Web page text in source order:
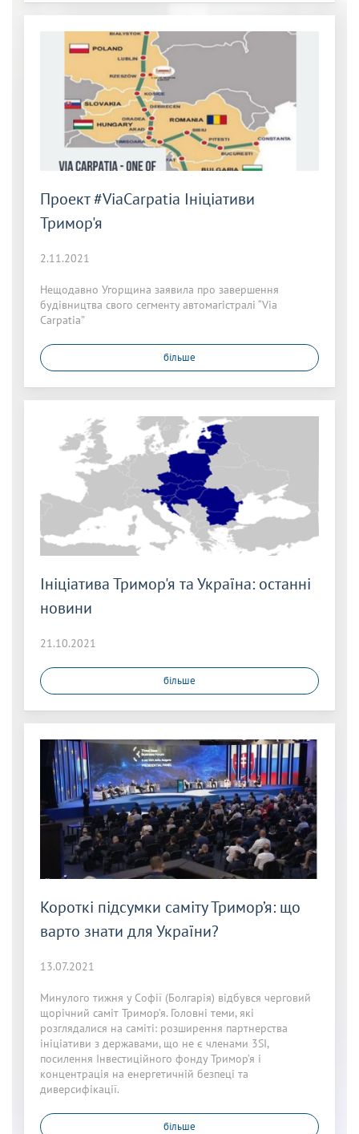
Проект #ViaCarpatia Ініціативи
Тримор'я
2.11.2021
Нещодавно Угорщина заявила про завершення
будівництва свого сегменту автомагістралі “Via
Carpatia”
більше
Ініціатива Тримор'я та Україна: останні
новини
21.10.2021
більше
Короткі підсумки саміту Тримор’я: що
варто знати для України?
13.07.2021
Минулого тижня у Софії (Болгарія) відбувся черговий
щорічний саміт Тримор’я. Головні теми, які
розглядалися на саміті: розширення партнерства
ініціативи з державами, що не є членами 3SI,
посилення Інвестиційного фонду Тримор’я і
концентрація на енергетичній безпеці та
диверсифікації.
більше